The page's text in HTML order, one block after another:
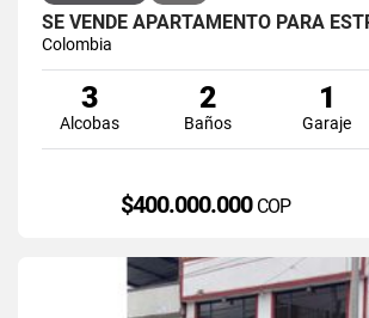
Colombia
3
Alcobas
2
Baños
1
Garaje
$400.000.000 COP